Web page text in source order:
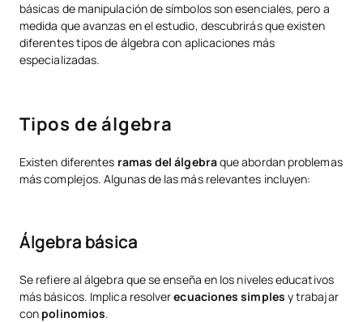
básicas de manipulación de símbolos son esenciales, pero a
medida que avanzas en el estudio, descubrirás que existen
diferentes tipos de álgebra con aplicaciones más
especializadas.
Tipos de álgebra
Existen diferentes ramas del álgebraque abordan problemas
más complejos. Algunas de las más relevantes incluyen:
Álgebra básica
Se refiere al álgebra que se enseña en los niveles educativos
más básicos. Implica resolverecuaciones simples y trabajar
con polinomios.